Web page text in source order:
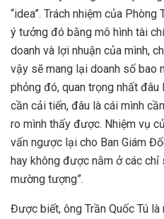
“idea”. Trách nhiệm của
ý tưởng đó bằng mô hình tài
doanh và lợi nhuận của mình,
vậy sẽ mang lại doanh số bao
phỏng đó, quan trọng nhất
cần cải tiến, đâu là cái mình
ro mình thấy được. Nhiệm vụ
vấn ngược lại cho Ban Giám
hay không được nằm ở các
mường tượng”.
Được biết, ông Trần Quốc Tú